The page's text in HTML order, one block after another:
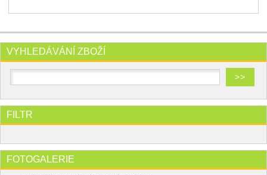
VYHLEDÁVÁNÍ ZBOŽÍ
FILTR
FOTOGALERIE